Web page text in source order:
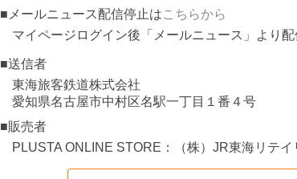
■メールニュース配信停止はこちらから
マイページログイン後「メールニュース」より
■送信者
東海旅客鉄道株式会社
愛知県名古屋市中村区名駅一丁目１番４号
■販売者
PLUSTA ONLINE STORE：（株）JR東海リテイ